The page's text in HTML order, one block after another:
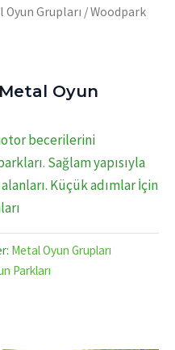
Oyun Grupları / Woodpark
Oyun
becerilerini
Sağlam yapısıyla
Küçük adımlar İçin
Metal Oyun Grupları
Parkları